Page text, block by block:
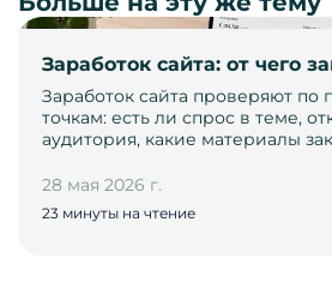
Заработок сайта: от чего
Заработок сайта проверяют по
точкам: есть ли спрос в теме,
аудитория, какие материалы
28 мая 2026 г.
23 минуты на чтение